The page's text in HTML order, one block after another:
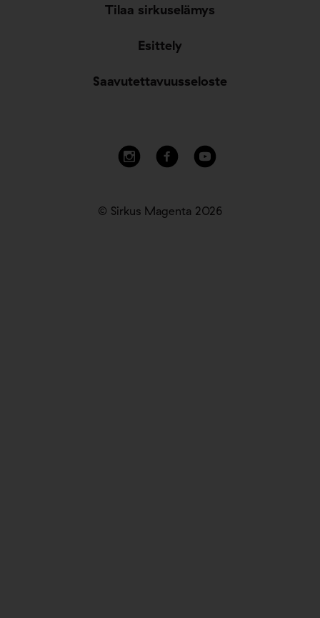
Tilaa sirkuselämys
Esittely
Saavutettavuusseloste
© Sirkus Magenta 2026